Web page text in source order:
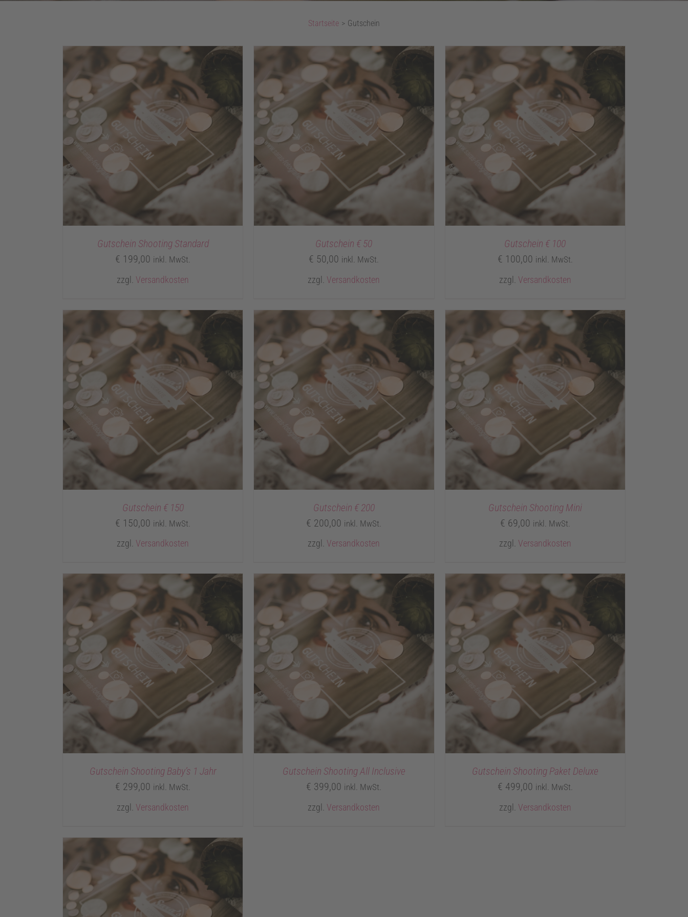
Startseite > Gutschein
Gutschein Shooting Standard
€ 199,00 inkl. MwSt.
zzgl. Versandkosten
Gutschein € 50
€ 50,00 inkl. MwSt.
zzgl. Versandkosten
Gutschein € 100
€ 100,00 inkl. MwSt.
zzgl. Versandkosten
Gutschein € 150
€ 150,00 inkl. MwSt.
zzgl. Versandkosten
Gutschein € 200
€ 200,00 inkl. MwSt.
zzgl. Versandkosten
Gutschein Shooting Mini
€ 69,00 inkl. MwSt.
zzgl. Versandkosten
Gutschein Shooting Baby’s 1 Jahr
€ 299,00 inkl. MwSt.
zzgl. Versandkosten
Gutschein Shooting All Inclusive
€ 399,00 inkl. MwSt.
zzgl. Versandkosten
Gutschein Shooting Paket Deluxe
€ 499,00 inkl. MwSt.
zzgl. Versandkosten